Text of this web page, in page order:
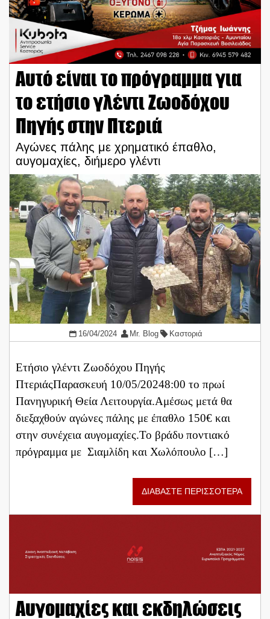
Αυτό είναι το πρόγραμμα για
το ετήσιο γλέντι Ζωοδόχου
Πηγής στην Πτεριά
Αγώνες πάλης με χρηματικό έπαθλο,
αυγομαχίες, διήμερο γλέντι
16/04/2024 Mr. Blog Καστοριά
Ετήσιο γλέντι Ζωοδόχου Πηγής
ΠτεριάςΠαρασκευή 10/05/20248:00 το πρωί
Πανηγυρική Θεία Λειτουργία.Αμέσως μετά θα
διεξαχθούν αγώνες πάλης με έπαθλο 150€ και
στην συνέχεια αυγομαχίες.Το βράδυ ποντιακό
πρόγραμμα με Σιαμλίδη και Χωλόπουλο […]
ΔΙΑΒΑΣΤΕ ΠΕΡΙΣΣΟΤΕΡΑ
Αυγομαχίες και εκδηλώσεις